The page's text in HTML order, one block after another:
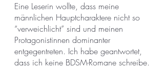
Eine Leserin wollte, dass meine
männlichen Hauptcharaktere nicht so
“verweichlicht” sind und meinen
Protagonistinnen dominanter
entgegentreten. Ich habe geantwortet,
dass ich keine BDSM-Romane schreibe.